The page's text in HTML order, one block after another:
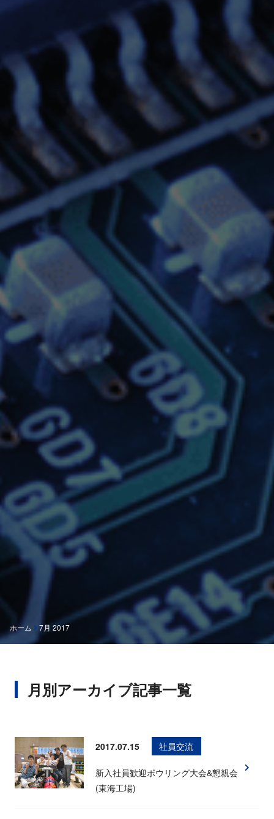
ホーム 7月 2017
月別アーカイブ記事一覧
2017.07.15 社員交流
新入社員歓迎ボウリング大会&懇親会
(東海工場)